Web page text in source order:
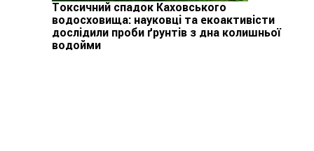
Токсичний спадок Каховського
водосховища: науковці та екоактивісти
дослідили проби ґрунтів з дна колишньої
водойми